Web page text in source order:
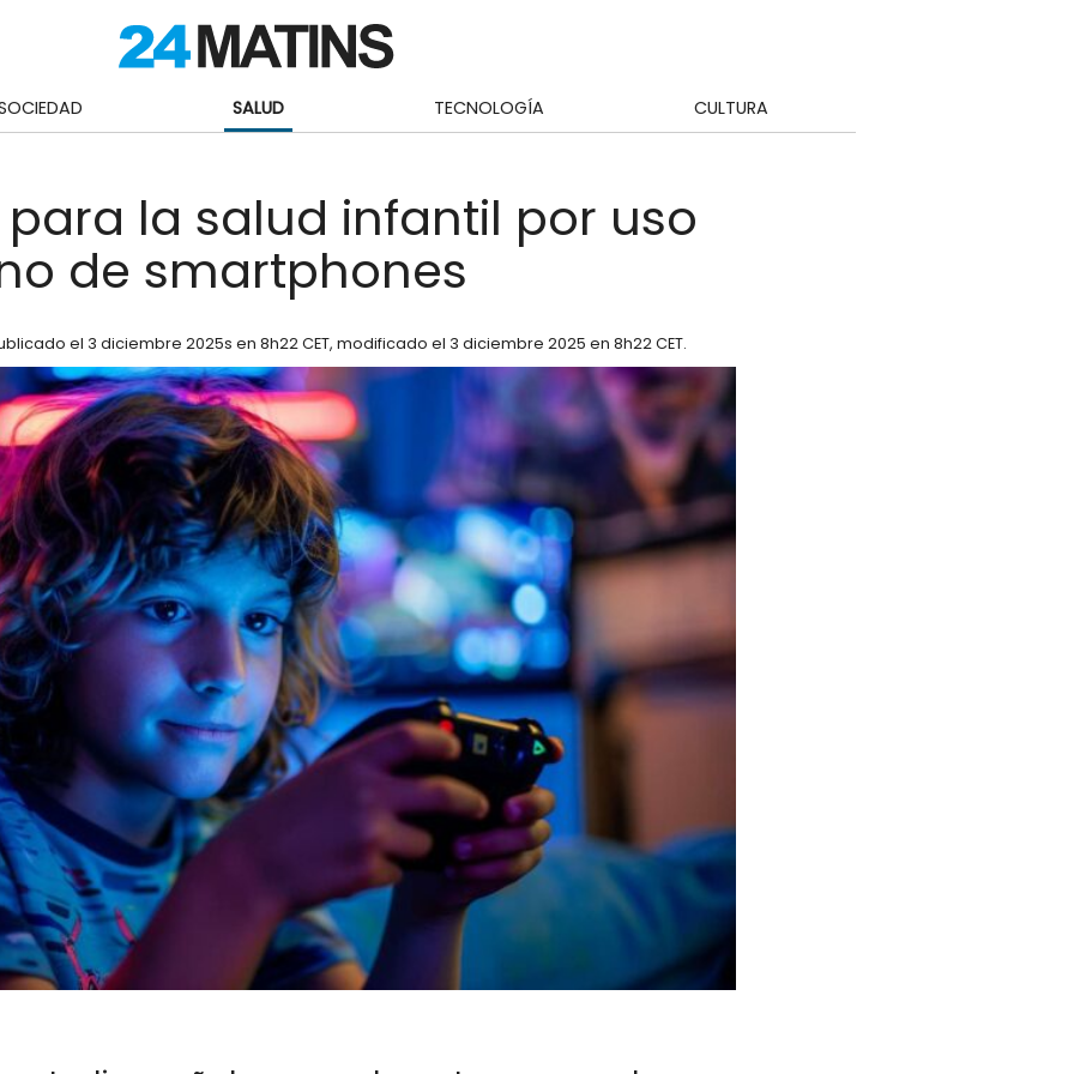
SALUD TECNOLOGÍA CULTURA
para la salud infantil por uso
de smartphones
el 3 diciembre 2025s en 8h22 CET, modificado el 3 diciembre 2025 en 8h22 CET.